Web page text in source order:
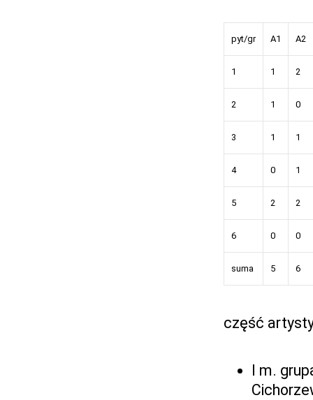
pyt/gr A1 A2
1 1 2
2 1 0
3 1 1
4 0 1
5 2 2
6 0 0
suma 5 6
część
I m.